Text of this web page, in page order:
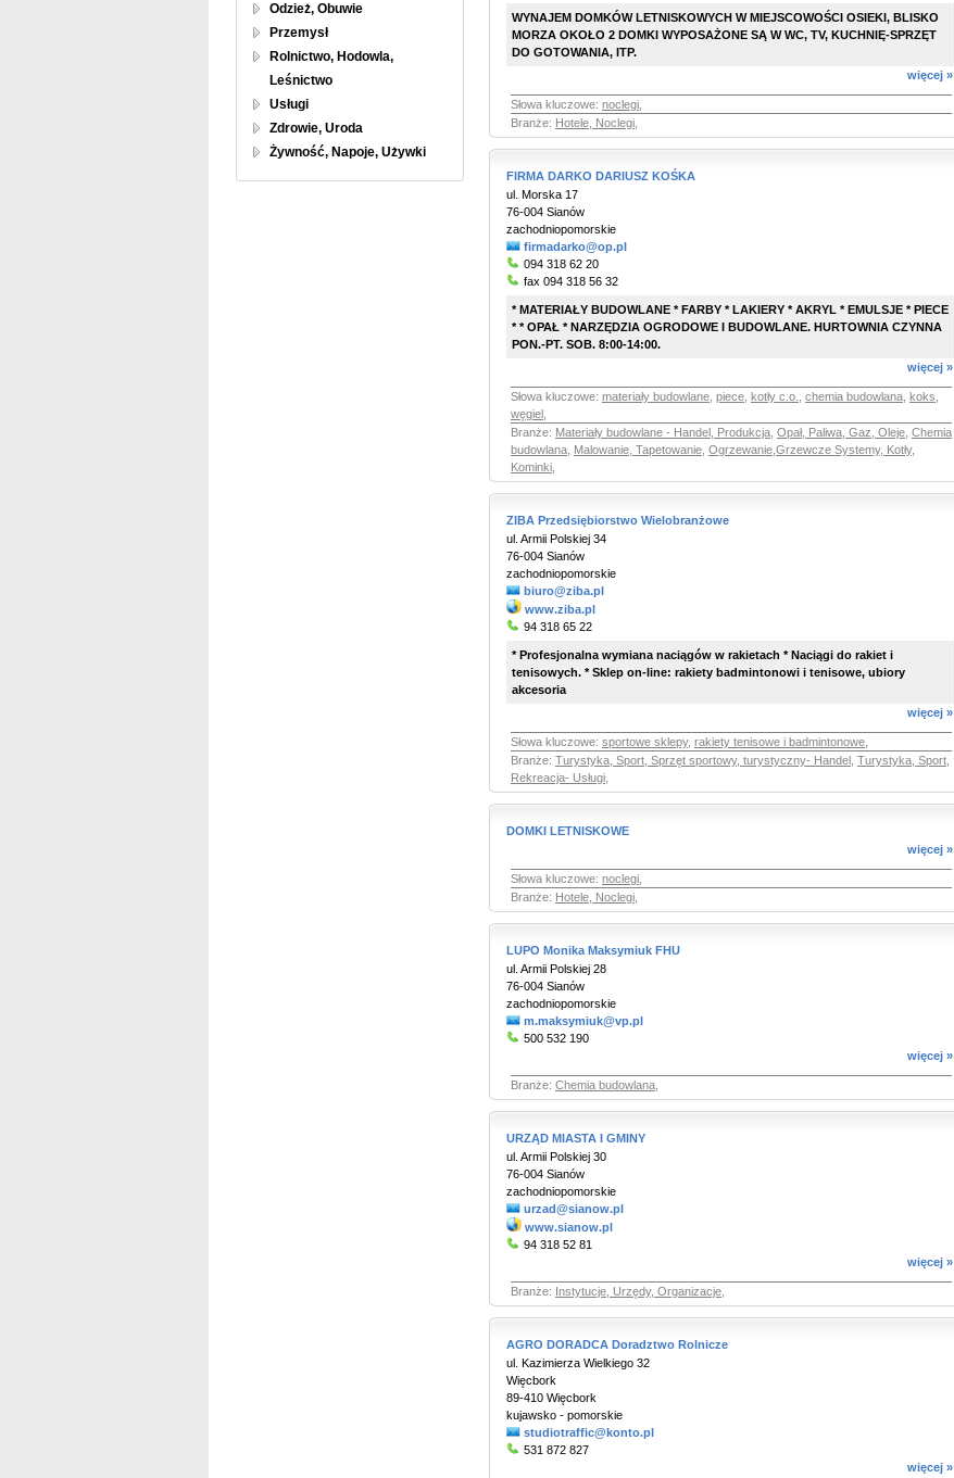
Odzież, Obuwie
Przemysł
Rolnictwo, Hodowla,
Leśnictwo
Usługi
Zdrowie, Uroda
Żywność, Napoje, Używki
WYNAJEM DOMKÓW LETNISKOWYCH W MIEJSCOWOŚCI OSIEKI, BLISKO
MORZA OKOŁO 2 DOMKI WYPOSAŻONE SĄ W WC, TV, KUCHNIĘ-SPRZĘT
DO GOTOWANIA, ITP.
więcej »
Słowa kluczowe: noclegi
Branże: Hotele, Noclegi
FIRMA DARKO DARIUSZ KOŚKA
ul. Morska 17
76-004 Sianów
zachodniopomorskie
firmadarko@op.pl
094 318 62 20
fax 094 318 56 32
* MATERIAŁY BUDOWLANE * FARBY * LAKIERY * AKRYL * EMULSJE * PIECE
* * OPAŁ * NARZĘDZIA OGRODOWE I BUDOWLANE. HURTOWNIA CZYNNA
PON.-PT. SOB. 8:00-14:00.
więcej »
Słowa kluczowe: materiały budowlane piece kotły c.o. chemia budowlana koks
węgiel
Branże: Materiały budowlane - Handel, Produkcja Opał, Paliwa, Gaz, Oleje Chemia
budowlana Malowanie, Tapetowanie Ogrzewanie,Grzewcze Systemy, Kotły,
Kominki
ZIBA Przedsiębiorstwo Wielobranżowe
ul. Armii Polskiej 34
76-004 Sianów
zachodniopomorskie
biuro@ziba.pl
www.ziba.pl
94 318 65 22
* Profesjonalna wymiana naciągów w rakietach * Naciągi do rakiet i
tenisowych. * Sklep on-line: rakiety badmintonowi i tenisowe, ubiory
akcesoria
więcej »
Słowa kluczowe: sportowe sklepy, rakiety tenisowe i badmintonowe
Branże: Turystyka, Sport, Sprzęt sportowy, turystyczny- Handel Turystyka, Sport,
Rekreacja- Usługi
DOMKI LETNISKOWE
więcej »
Słowa kluczowe: noclegi
Branże: Hotele, Noclegi
LUPO Monika Maksymiuk FHU
ul. Armii Polskiej 28
76-004 Sianów
zachodniopomorskie
m.maksymiuk@vp.pl
500 532 190
więcej »
Branże: Chemia budowlana
URZĄD MIASTA I GMINY
ul. Armii Polskiej 30
76-004 Sianów
zachodniopomorskie
urzad@sianow.pl
www.sianow.pl
94 318 52 81
więcej »
Branże: Instytucje, Urzędy, Organizacje
AGRO DORADCA Doradztwo Rolnicze
ul. Kazimierza Wielkiego 32
Więcbork
89-410 Więcbork
kujawsko - pomorskie
studiotraffic@konto.pl
531 872 827
więcej »